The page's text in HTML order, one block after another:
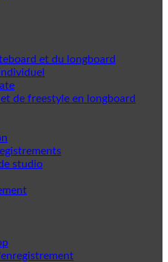
et du longboard
de freestyle en longboard
studio